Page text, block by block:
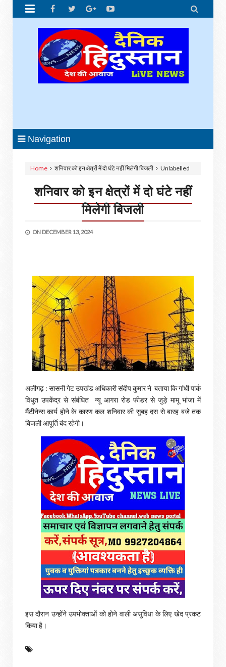
 
Navigation
Home Unlabelled
शनिवार को इन क्षेत्रों में दो घंटे नहीं मिलेगी बिजली
शनिवार को इन क्षेत्रों में दो घंटे नहीं
मिलेगी बिजली
ON DECEMBER 13, 2024
अलीगढ़ : सासनी गेट उपखंड अधिकारी संदीप कुमार ने बताया कि गांधी पार्क
विधुत उपकेंद्र से संबंधित न्यू आगरा रोड फीडर से जुड़े मामू भांजा में
मैंटीनेन्स कार्य होने के कारण कल शनिवार की सुबह दस से बारह बजे तक
बिजली आपूर्ति बंद रहेगी।
इस दौरान उन्होंने उपभोक्ताओं को होने वाली असुविधा के लिए खेद प्रकट
किया है।